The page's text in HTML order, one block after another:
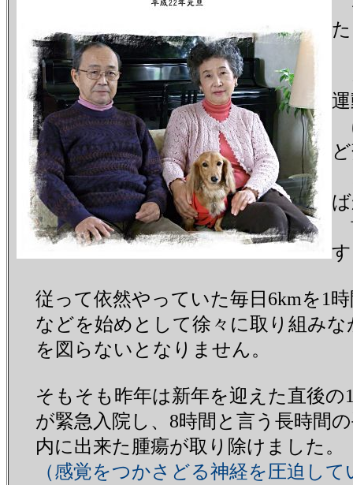
従って依然やっていた毎日6kmを1
などを始めとして徐々に取り組みな
を図らないとなりません。
そもそも昨年は新年を迎えた直後の
が緊急入院し、8時間と言う長時間
内に出来た腫瘍が取り除けました。
（感覚をつかさどる神経を圧迫し